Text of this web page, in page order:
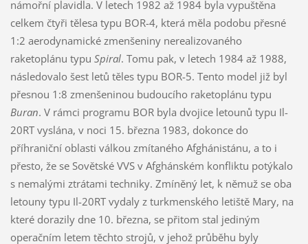
námořní plavidla. V letech 1982 až 1984 byla vypuštěna
celkem čtyři tělesa typu BOR-4, která měla podobu přesné
1:2 aerodynamické zmenšeniny nerealizovaného
raketoplánu typu Spiral. Tomu pak, v letech 1984 až 1988,
následovalo šest letů těles typu BOR-5. Tento model již byl
přesnou 1:8 zmenšeninou budoucího raketoplánu typu
Buran. V rámci programu BOR byla dvojice letounů typu Il-
20RT vyslána, v noci 15. března 1983, dokonce do
příhraniční oblasti válkou zmítaného Afghánistánu, a to i
přesto, že se Sovětské VVS v Afghánském konfliktu potýkalo
s nemalými ztrátami techniky. Zmíněný let, k němuž se oba
letouny typu Il-20RT vydaly z turkmenského letiště Mary, na
které dorazily dne 10. března, se přitom stal jediným
operačním letem těchto strojů, v jehož průběhu byly